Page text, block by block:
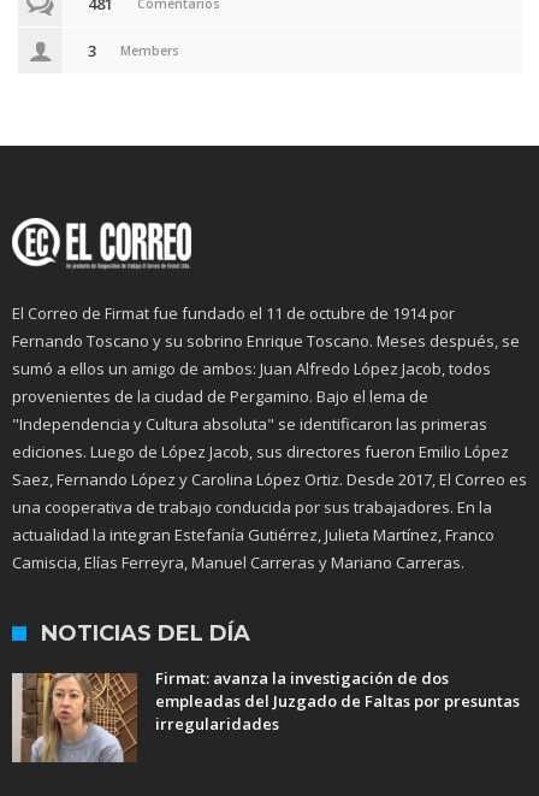
Comentarios
3 Members
El Correo de Firmat fue fundado el 11 de octubre de 1914 por
Fernando Toscano y su sobrino Enrique Toscano. Meses después, se
sumó a ellos un amigo de ambos: Juan Alfredo López Jacob, todos
provenientes de la ciudad de Pergamino. Bajo el lema de
"Independencia y Cultura absoluta" se identificaron las primeras
ediciones. Luego de López Jacob, sus directores fueron Emilio López
Saez, Fernando López y Carolina López Ortiz. Desde 2017, El Correo es
una cooperativa de trabajo conducida por sus trabajadores. En la
actualidad la integran Estefanía Gutiérrez, Julieta Martínez, Franco
Camiscia, Elías Ferreyra, Manuel Carreras y Mariano Carreras.
NOTICIAS DEL DÍA
Firmat: avanza la investigación de dos
empleadas del Juzgado de Faltas por presuntas
irregularidades